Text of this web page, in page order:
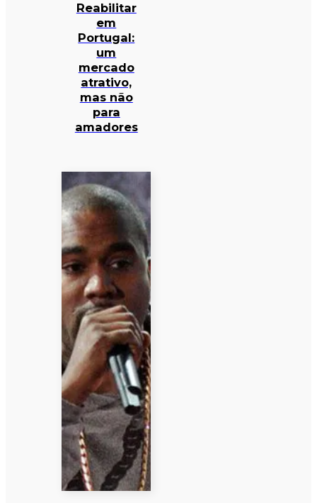
Reabilitar
em
Portugal:
um
mercado
atrativo,
mas não
para
amadores